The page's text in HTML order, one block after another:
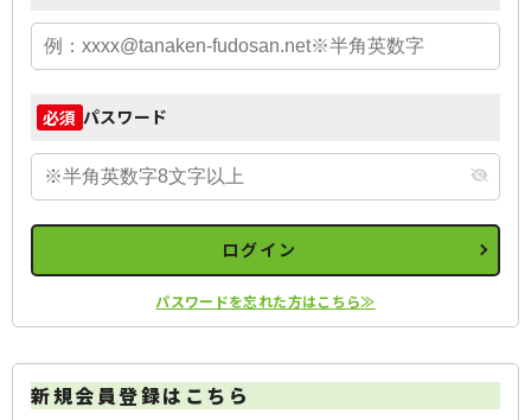
必須 パスワード
ログイン
パスワードを忘れた方はこちら≫
新規会員登録はこちら